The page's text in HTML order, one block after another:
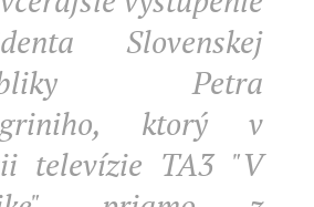
Slovenskej
Petra
ktorý v
televízie TA3 "V